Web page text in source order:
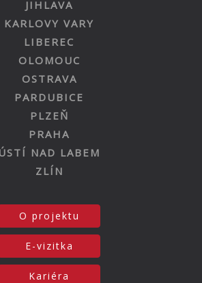
JIHLAVA
KARLOVY VARY
LIBEREC
OLOMOUC
OSTRAVA
PARDUBICE
PLZEŇ
PRAHA
NAD LABEM
ZLÍN
O projektu
E-vizitka
Kariéra